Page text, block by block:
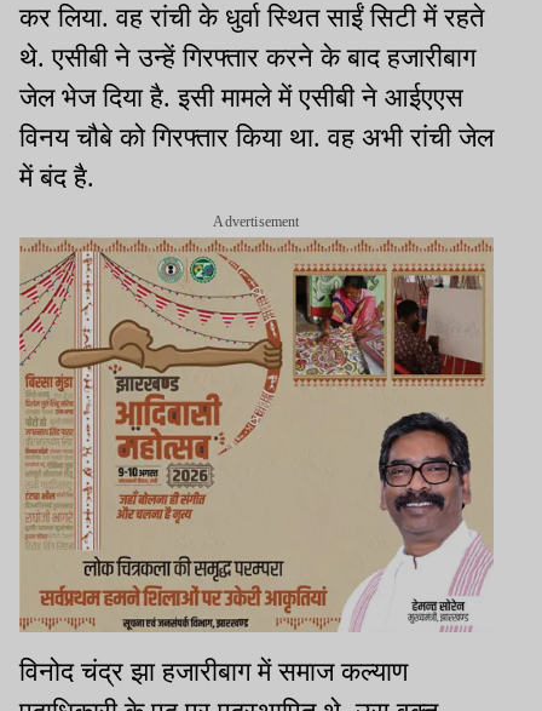
कर लिया. वह रांची के धुर्वा स्थित साईं सिटी में रहते
थे. एसीबी ने उन्हें गिरफ्तार करने के बाद हजारीबाग
जेल भेज दिया है. इसी मामले में एसीबी ने आईएएस
विनय चौबे को गिरफ्तार किया था. वह अभी रांची जेल
में बंद है.
Advertisement
विनोद चंद्र झा हजारीबाग में समाज कल्याण